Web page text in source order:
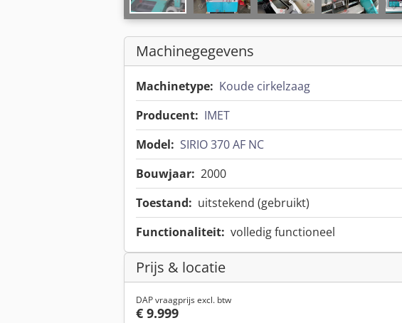
Machinegegevens
Machinetype: Koude cirkelzaag
Producent: IMET
Model: SIRIO 370 AF NC
Bouwjaar: 2000
Toestand: uitstekend (gebruikt)
Functionaliteit: volledig functioneel
Prijs & locatie
DAP vraagprijs excl. btw
€ 9.999